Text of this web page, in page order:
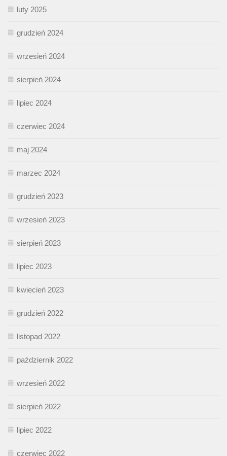
luty 2025
grudzień 2024
wrzesień 2024
sierpień 2024
lipiec 2024
czerwiec 2024
maj 2024
marzec 2024
grudzień 2023
wrzesień 2023
sierpień 2023
lipiec 2023
kwiecień 2023
grudzień 2022
listopad 2022
październik 2022
wrzesień 2022
sierpień 2022
lipiec 2022
czerwiec 2022